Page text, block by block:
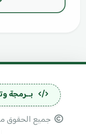
بــرمجة
جميع الحقوق